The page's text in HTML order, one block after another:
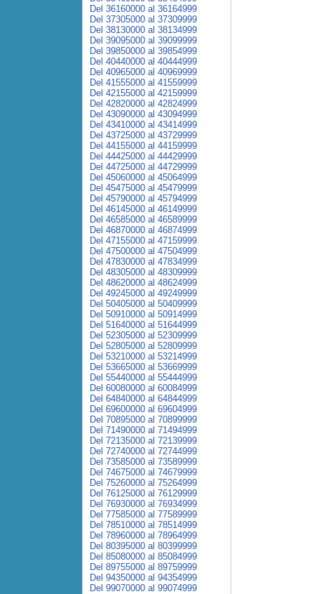
Del 36160000 al 36164999
Del 37305000 al 37309999
Del 38130000 al 38134999
Del 39095000 al 39099999
Del 39850000 al 39854999
Del 40440000 al 40444999
Del 40965000 al 40969999
Del 41555000 al 41559999
Del 42155000 al 42159999
Del 42820000 al 42824999
Del 43090000 al 43094999
Del 43410000 al 43414999
Del 43725000 al 43729999
Del 44155000 al 44159999
Del 44425000 al 44429999
Del 44725000 al 44729999
Del 45060000 al 45064999
Del 45475000 al 45479999
Del 45790000 al 45794999
Del 46145000 al 46149999
Del 46585000 al 46589999
Del 46870000 al 46874999
Del 47155000 al 47159999
Del 47500000 al 47504999
Del 47830000 al 47834999
Del 48305000 al 48309999
Del 48620000 al 48624999
Del 49245000 al 49249999
Del 50405000 al 50409999
Del 50910000 al 50914999
Del 51640000 al 51644999
Del 52305000 al 52309999
Del 52805000 al 52809999
Del 53210000 al 53214999
Del 53665000 al 53669999
Del 55440000 al 55444999
Del 60080000 al 60084999
Del 64840000 al 64844999
Del 69600000 al 69604999
Del 70895000 al 70899999
Del 71490000 al 71494999
Del 72135000 al 72139999
Del 72740000 al 72744999
Del 73585000 al 73589999
Del 74675000 al 74679999
Del 75260000 al 75264999
Del 76125000 al 76129999
Del 76930000 al 76934999
Del 77585000 al 77589999
Del 78510000 al 78514999
Del 78960000 al 78964999
Del 80395000 al 80399999
Del 85080000 al 85084999
Del 89755000 al 89759999
Del 94350000 al 94354999
Del 99070000 al 99074999